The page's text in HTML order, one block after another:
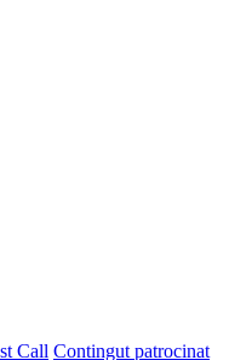
Call Contingut patrocinat